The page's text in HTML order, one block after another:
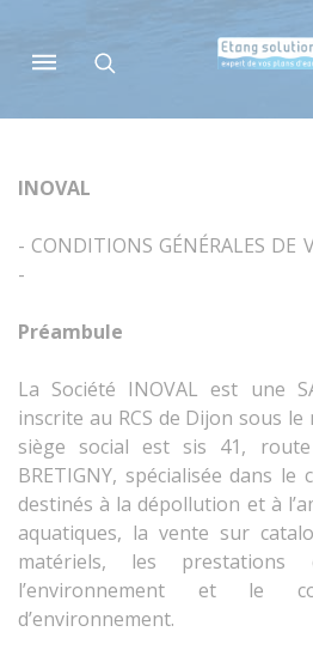
INOVAL
- CONDITIONS GÉNÉRALES DE
-
Préambule
La Société INOVAL est une
inscrite au RCS de Dijon sous le
siège social est sis 41,
BRETIGNY, spécialisée dans le
destinés à la dépollution et à
aquatiques, la vente sur
matériels, les
l’environnement et le
d’environnement.